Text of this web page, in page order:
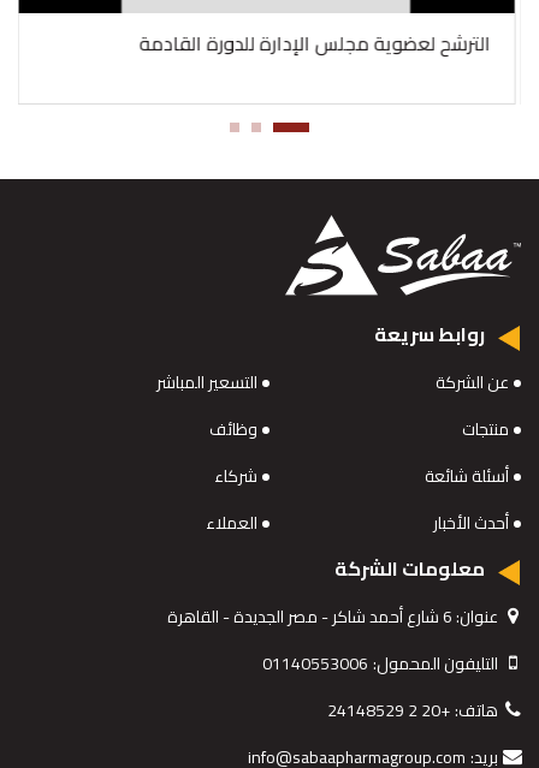
الترشح لعضوية مجلس الإدارة للدورة القادمة
روابط سريعة
عن الشركة
التسعير المباشر
منتجات
وظائف
أسئلة شائعة
شركاء
أحدث الأخبار
العملاء
معلومات الشركة
عنوان:
التليفون المحمول:01140553006
هاتف:+20 2 24148529
بريد:info@sabaapharmagroup.com